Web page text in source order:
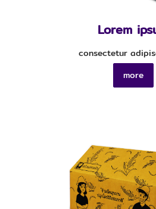
Lorem
consectetur
more